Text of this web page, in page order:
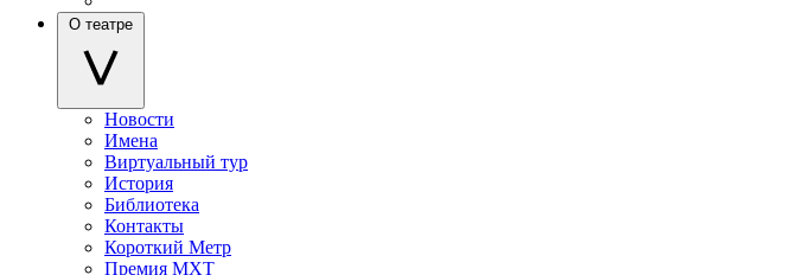
О театре
Новости
Имена
Виртуальный тур
История
Библиотека
Контакты
Короткий Метр
Премия МХТ